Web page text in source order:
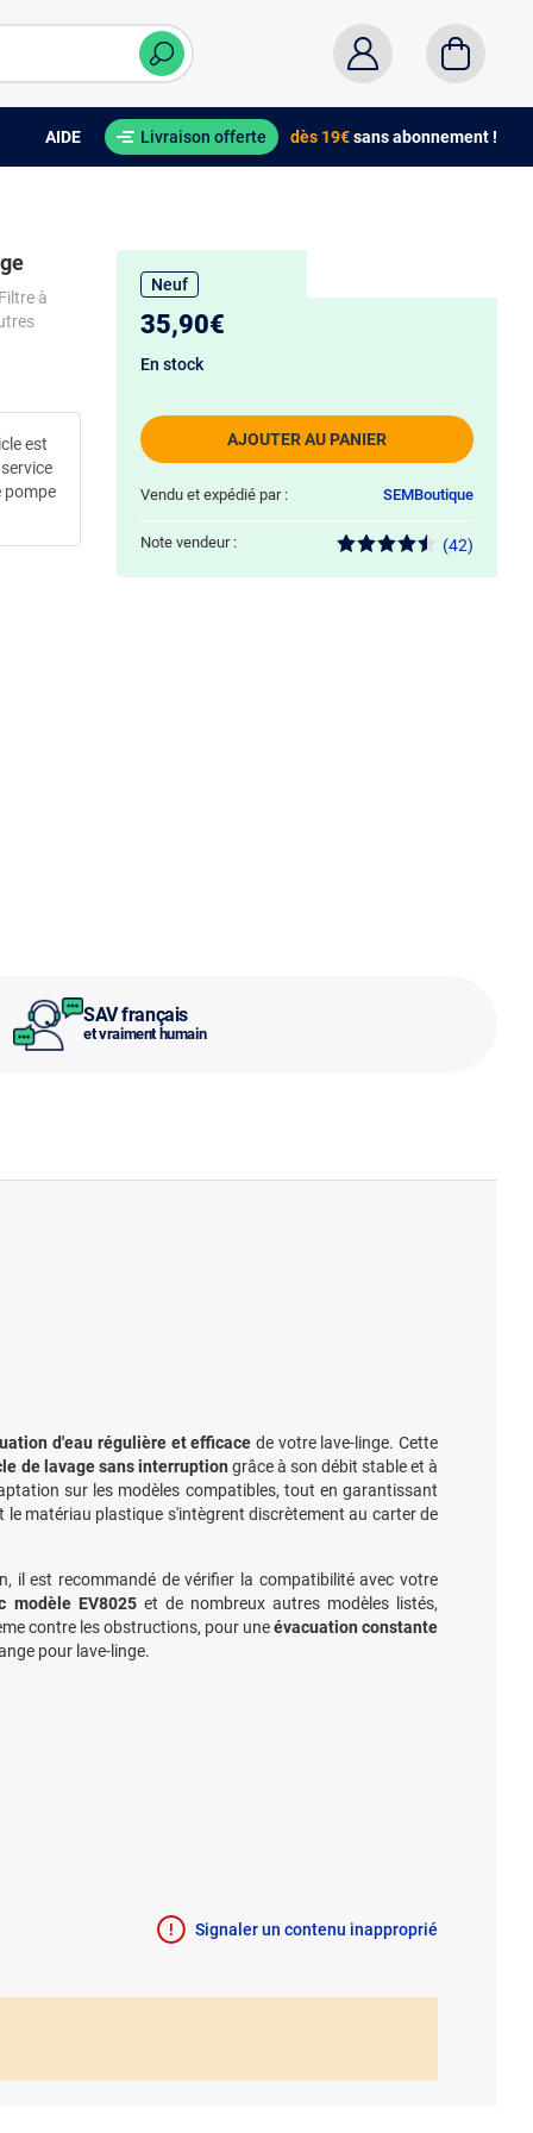
AIDE Livraison offerte dès 19€sans abonnement !
SAV français
et vraiment humain
à
est
pompe
Neuf
35,90€
AJOUTER AU PANIER
En stock
Vendu et expédié par : SEMBoutique
Note vendeur : (42)
d'eau régulière et efficace de votre lave-linge. Cette
de lavage sans interruption grâce à son débit stable et à
sur les modèles compatibles, tout en garantissant
le matériau plastique s'intègrent discrètement au carter de
il est recommandé de vérifier la compatibilité avec votre
modèle EV8025et de nombreux autres modèles listés,
contre les obstructions, pour uneévacuation constante
pour lave-linge.
Signaler un contenu inapproprié